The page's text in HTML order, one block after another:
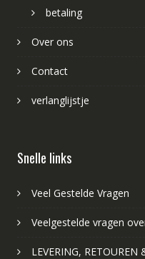
betaling
Over ons
Contact
verlanglijstje
Snelle links
Veel Gestelde Vragen
Veelgestelde vragen
LEVERING, RETOUREN